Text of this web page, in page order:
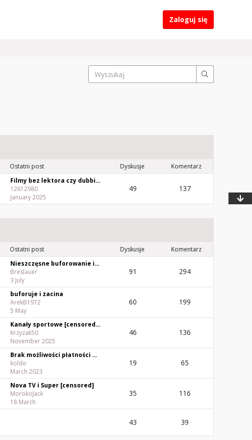
Zaloguj się
Ostatni post Dyskusje Komentarz
Filmy bez lektora czy dubbingu
12612980
January 2025
49 137
Ostatni post Dyskusje Komentarz
Nieszczęsne buforowanie i coraz gorzej z Polboxem
Breslauer
3 July
91 294
buforuje i zacina
ArekB1972
5 May
60 199
Kanały sportowe [censored] + od 04.11.2025 zniknęły.
Krzyzak50
November 2025
46 136
Brak możliwości płatności paypalem
koldo
March 2023
19 65
Nova TV i Super [censored]
MorokoJack
18 March
35 116
43 39